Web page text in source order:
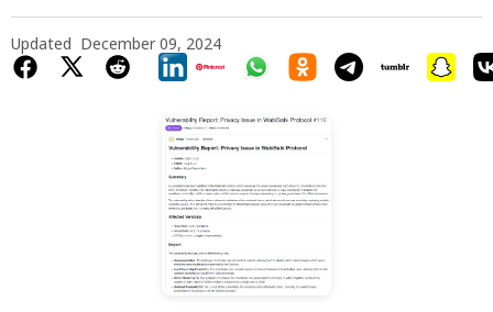
-0.48%
Updated December 09, 2024